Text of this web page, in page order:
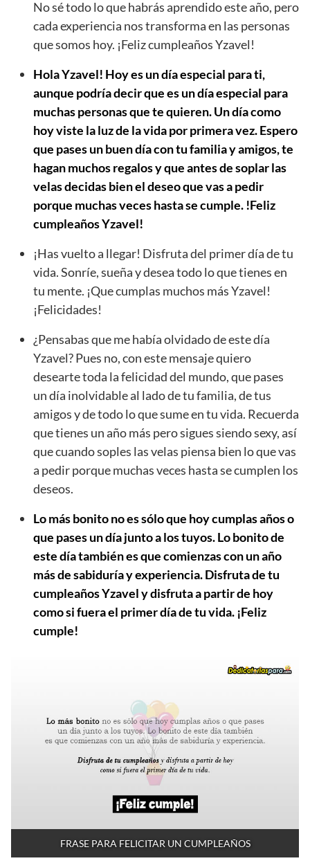
No sé todo lo que habrás aprendido este año, pero
cada experiencia nos transforma en las personas
que somos hoy. ¡Feliz cumpleaños Yzavel!
Hola Yzavel! Hoy es un día especial para ti,
aunque podría decir que es un día especial para
muchas personas que te quieren. Un día como
hoy viste la luz de la vida por primera vez. Espero
que pases un buen día con tu familia y amigos, te
hagan muchos regalos y que antes de soplar las
velas decidas bien el deseo que vas a pedir
porque muchas veces hasta se cumple. !Feliz
cumpleaños Yzavel!
¡Has vuelto a llegar! Disfruta del primer día de tu
vida. Sonríe, sueña y desea todo lo que tienes en
tu mente. ¡Que cumplas muchos más Yzavel!
¡Felicidades!
¿Pensabas que me había olvidado de este día
Yzavel? Pues no, con este mensaje quiero
desearte toda la felicidad del mundo, que pases
un día inolvidable al lado de tu familia, de tus
amigos y de todo lo que sume en tu vida. Recuerda
que tienes un año más pero sigues siendo sexy, así
que cuando soples las velas piensa bien lo que vas
a pedir porque muchas veces hasta se cumplen los
deseos.
Lo más bonito no es sólo que hoy cumplas años o
que pases un día junto a los tuyos. Lo bonito de
este día también es que comienzas con un año
más de sabiduría y experiencia. Disfruta de tu
cumpleaños Yzavel y disfruta a partir de hoy
como si fuera el primer día de tu vida. ¡Feliz
cumple!
FRASE PARA FELICITAR UN CUMPLEAÑOS